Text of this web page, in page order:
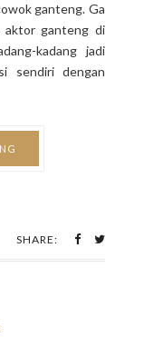
ganteng. Ga
aktor ganteng di
kadang jadi
sendiri dengan
SHARE: